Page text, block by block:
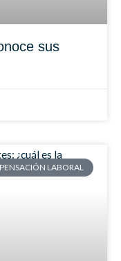
sus
LABORAL